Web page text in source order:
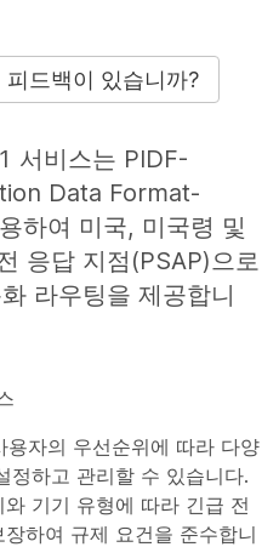
피드백이 있습니까?
서비스는 PIDF-
Data Format-
하여 미국, 미국령 및
응답 지점(PSAP)으로
라우팅을 제공합니
자의 우선순위에 따라 다양
정하고 관리할 수 있습니다.
기기 유형에 따라 긴급 전
하여 규제 요건을 준수합니